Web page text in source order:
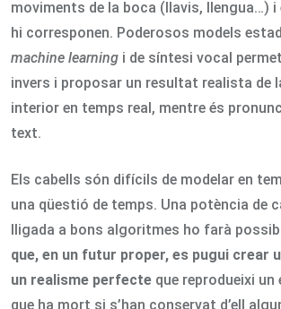
moviments de la boca (llavis, llengua…) i
hi corresponen. Poderosos models
machine learning i de síntesi vocal
invers i proposar un resultat realista de
interior en temps real, mentre és
text.
Els cabells són difícils de modelar en
una qüestió de temps. Una potència de
lligada a bons algoritmes ho farà
que, en un futur proper, es pugui crear
un realisme perfecte que reprodueixi
que ha mort si s’han conservat d’ell